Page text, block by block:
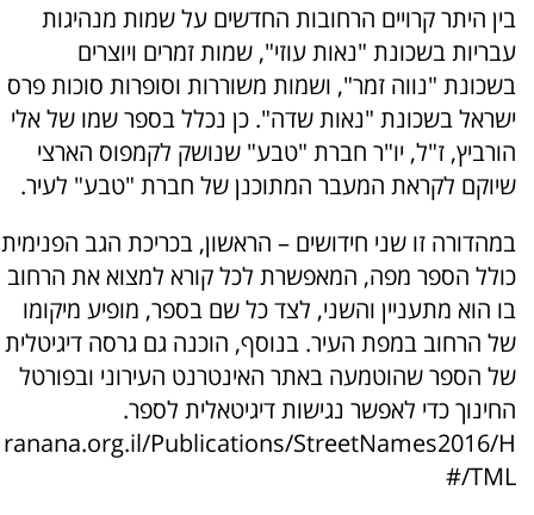
בין היתר קרויים הרחובות החדשים על שמות מנהיגות
עבריות בשכונת "נאות עוזי", שמות זמרים ויוצרים
בשכונת "נווה זמר", ושמות משוררות וסופרות סוכות פרס
ישראל בשכונת "נאות שדה". כן נכלל בספר שמו של אלי
הורביץ, ז"ל, יו"ר חברת "טבע" שנושק לקמפוס הארצי
שיוקם לקראת המעבר המתוכנן של חברת "טבע" לעיר.
במהדורה זו שני חידושים – הראשון, בכריכת הגב הפנימית
כולל הספר מפה, המאפשרת לכל קורא למצוא את הרחוב
בו הוא מתעניין והשני, לצד כל שם בספר, מופיע מיקומו
של הרחוב במפת העיר. בנוסף, הוכנה גם גרסה דיגיטלית
של הספר שהוטמעה באתר האינטרנט העירוני ובפורטל
החינוך כדי לאפשר נגישות דיגיטאלית לספר.
ranana.org.il/Publications/StreetNames2016/H
TML/#